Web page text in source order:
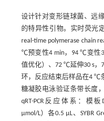
设计针对变形链球菌、远
的特异性引物。实时荧光
real-time polymerase chain
℃预变性4 min，94 ℃变性
值优化）、72 ℃延伸30 s，
环，反应结束后样品在4 ℃
糖凝胶电泳验证条带长度
qRT-PCR反应体系：模
μmol/L）各0.5 μL、SYBR